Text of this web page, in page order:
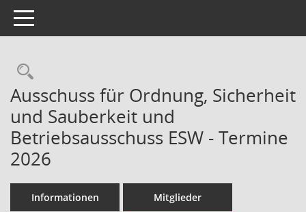
Toggle navigation
Rechercheauswahl
Ausschuss für Ordnung, Sicherheit
und Sauberkeit und
Betriebsausschuss ESW - Termine
2026
Informationen Mitglieder